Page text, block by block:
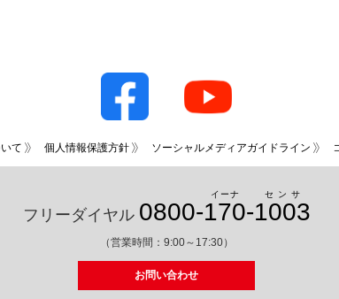
て 個人情報保護方針 ソーシャルメディアガイドライン
フリーダイヤル 0800-170
イーナ
-1003
センサ
（営業時間：9:00～17:30）
お問い合わせ